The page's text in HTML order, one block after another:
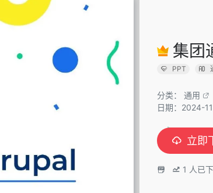
集团
PPT
分类： 通用
日期：2024-
立即
1 人已